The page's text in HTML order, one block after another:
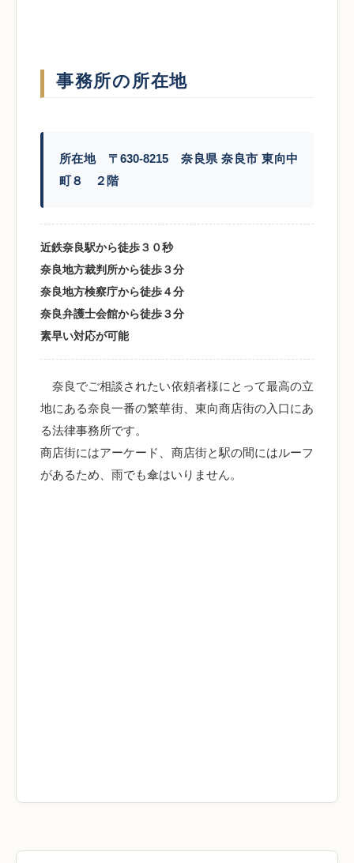
事務所の所在地
所在地 〒630-8215 奈良県 奈良市 東向中
町８ ２階
近鉄奈良駅から徒歩３０秒
奈良地方裁判所から徒歩３分
奈良地方検察庁から徒歩４分
奈良弁護士会館から徒歩３分
素早い対応が可能
奈良でご相談されたい依頼者様にとって最高の立
地にある奈良一番の繁華街、東向商店街の入口にあ
る法律事務所です。
商店街にはアーケード、商店街と駅の間にはルーフ
があるため、雨でも傘はいりません。